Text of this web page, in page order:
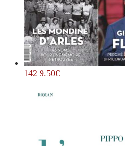
142 9.50€